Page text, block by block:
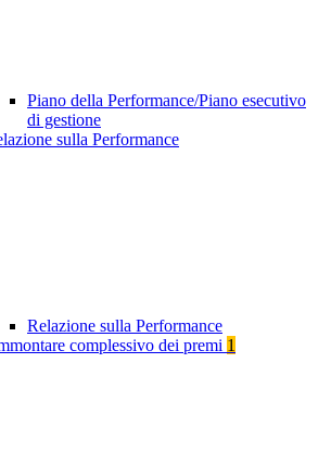
Piano della Performance/Piano esecutivo
di gestione
sulla Performance
Relazione sulla Performance
complessivo dei premi 1